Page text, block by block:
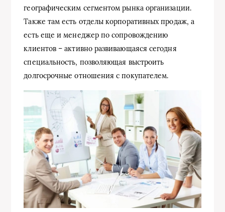
географическим сегментом рынка организации.
Также там есть отделы корпоративных продаж, а
есть еще и менеджер по сопровождению
клиентов – активно развивающаяся сегодня
специальность, позволяющая выстроить
долгосрочные отношения с покупателем.